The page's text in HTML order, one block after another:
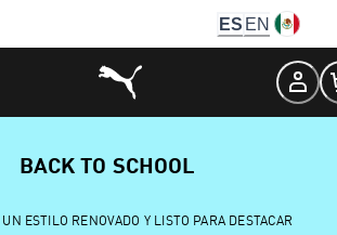
ES EN
BACK TO SCHOOL
ESTILO RENOVADO Y LISTO PARA DESTACAR